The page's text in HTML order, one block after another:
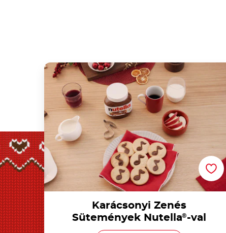
Karácsonyi Zenés Sütemények Nutella®-val
Karácsonyi Zenés
Sütemények Nutella®-val